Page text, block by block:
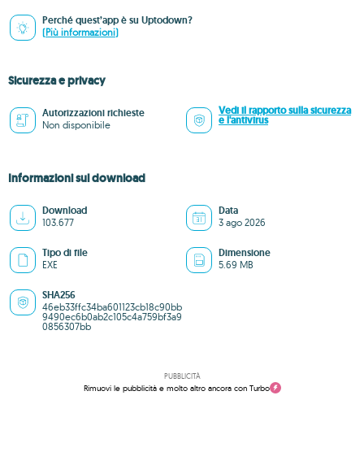
Perché quest’app è su Uptodown?
(Più informazioni)
Sicurezza e privacy
Autorizzazioni richieste
Non disponibile
Vedi il rapporto sulla sicurezza
e l'antivirus
Informazioni sul download
Download
103.677
Data
3 ago 2026
Tipo di file
EXE
Dimensione
5.69 MB
SHA256
46eb33ffc34ba601123cb18c90bb
9490ec6b0ab2c105c4a759bf3a9
0856307bb
PUBBLICITÀ
Rimuovi le pubblicità e molto altro ancora con Turbo